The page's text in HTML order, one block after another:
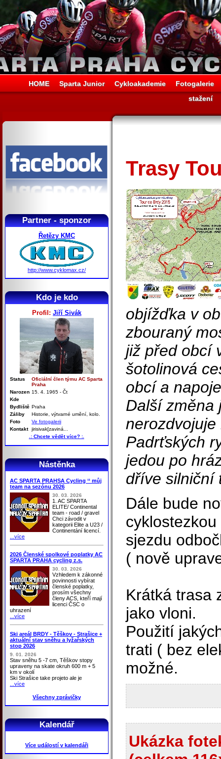
HOME Sparta Junior Cykloakademie
Fotogalerie
stažení
Partner - sponzor
Řetězy KMC
http://www.cyklomax.cz/
Kdo je kdo
Profil: Jiří Sivák
Status
Oficiální člen týmu AC Sparta
Praha
Narozen 15. 4. 1965 - Čt
Kde
Bydliště Praha
Záliby
Historie, výtvarné umění, kolo.
Foto
Ve fotogalerii
Kontakt jirisivak[zaviná...
.: Chcete vědět více? :.
Nástěnka
AC SPARTA PRAHSA Cycling ‘‘ můj
team na sezónu 2026
30. 03. 2026
1. AC SPARTA
ELITE/ Continental
team - road / gravel
Chci závodit v
kategorii Elite a U23 /
Continentání licencí.
...více
2026 Členské spolkové poplatky AC
SPARTA PRAHA cycling z.s.
30. 03. 2026
Vzhledem k zákonné
povinnosti vybírat
členské poplatky,
prosím všechny
členy ACS, kteří mají
licenci ČSC o
uhrazení
...více
Ski areál BRDY - Těškov - Strašice +
aktuální stav sněhu a lyžařských
stop 2026
9. 01. 2026
Stav sněhu 5 -7 cm, Těškov stopy
upraveny na skate okruh 600 m + 5
km v okolí
Ski Strašice take projeto ale je
...více
Všechny zprávičky
Kalendář
Více událostí v kalendáři
Trasy
objížďka v
zbouraný
již před obcí
šotolinová
obcí a
Další změna
Padrťských
jedou po
dříve silniční
Dále bude
sjezdu
( nově
Krátká trasa
jako vloni.
Použití
trati ( bez
možné.
Ukázka